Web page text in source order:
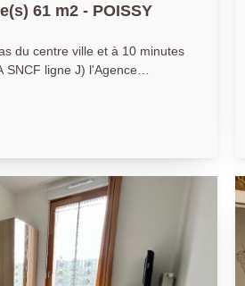
61 m2 - POISSY
du centre ville et à 10 minutes
SNCF ligne J) l'Agence
un appartement au 3ème
bien se compose d'une
de 2 chambres au calme,